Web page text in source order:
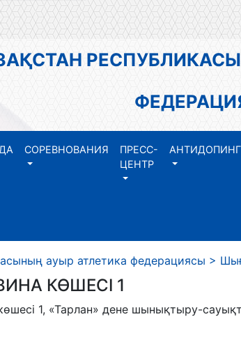
СОРЕВНОВАНИЯ
ПРЕСС-
ЦЕНТР
АНТИДОПИНГ
ауыр атлетика федерациясы >
КӨШЕСІ 1
1, «Тарлан» дене шынықтыру-